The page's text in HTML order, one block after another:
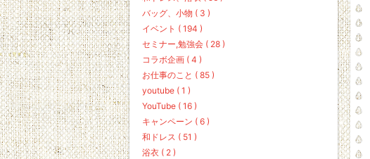
バッグ、小物 ( 3 )
イベント ( 194 )
セミナー,勉強会 ( 28 )
コラボ企画 ( 4 )
お仕事のこと ( 85 )
youtube ( 1 )
YouTube ( 16 )
キャンペーン ( 6 )
和ドレス ( 51 )
浴衣 ( 2 )